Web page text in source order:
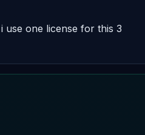
use one license for this 3